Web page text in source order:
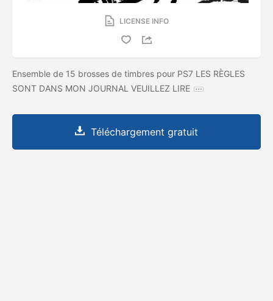
LICENSE INFO
Ensemble de 15 brosses de timbres pour PS7 LES RÈGLES
SONT DANS MON JOURNAL VEUILLEZ LIRE
Téléchargement gratuit